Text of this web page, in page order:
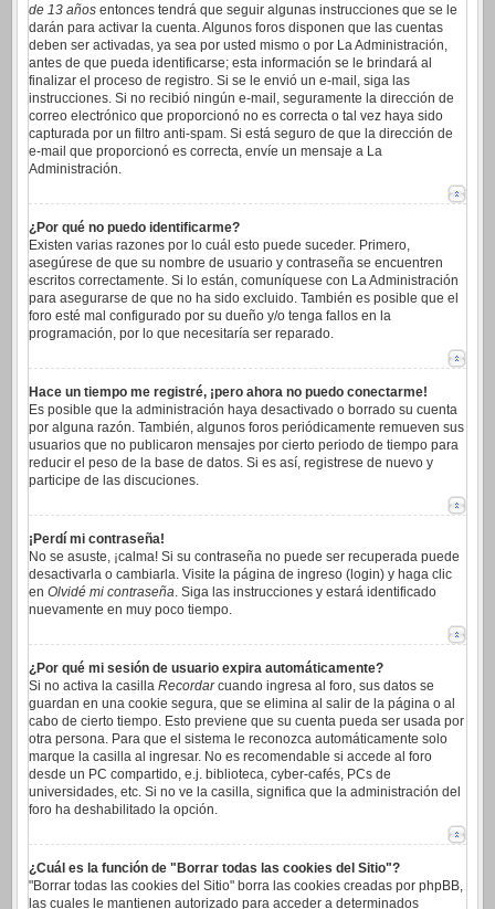
de 13 años entonces tendrá que seguir algunas instrucciones que se le
darán para activar la cuenta. Algunos foros disponen que las cuentas
deben ser activadas, ya sea por usted mismo o por La Administración,
antes de que pueda identificarse; esta información se le brindará al
finalizar el proceso de registro. Si se le envió un e-mail, siga las
instrucciones. Si no recibió ningún e-mail, seguramente la dirección de
correo electrónico que proporcionó no es correcta o tal vez haya sido
capturada por un filtro anti-spam. Si está seguro de que la dirección de
e-mail que proporcionó es correcta, envíe un mensaje a La
Administración.
¿Por qué no puedo identificarme?
Existen varias razones por lo cuál esto puede suceder. Primero,
asegúrese de que su nombre de usuario y contraseña se encuentren
escritos correctamente. Si lo están, comuníquese con La Administración
para asegurarse de que no ha sido excluido. También es posible que el
foro esté mal configurado por su dueño y/o tenga fallos en la
programación, por lo que necesitaría ser reparado.
Hace un tiempo me registré, ¡pero ahora no puedo conectarme!
Es posible que la administración haya desactivado o borrado su cuenta
por alguna razón. También, algunos foros periódicamente remueven sus
usuarios que no publicaron mensajes por cierto periodo de tiempo para
reducir el peso de la base de datos. Si es así, registrese de nuevo y
participe de las discuciones.
¡Perdí mi contraseña!
No se asuste, ¡calma! Si su contraseña no puede ser recuperada puede
desactivarla o cambiarla. Visite la página de ingreso (login) y haga clic
en Olvidé mi contraseña. Siga las instrucciones y estará identificado
nuevamente en muy poco tiempo.
¿Por qué mi sesión de usuario expira automáticamente?
Si no activa la casilla Recordarcuando ingresa al foro, sus datos se
guardan en una cookie segura, que se elimina al salir de la página o al
cabo de cierto tiempo. Esto previene que su cuenta pueda ser usada por
otra persona. Para que el sistema le reconozca automáticamente solo
marque la casilla al ingresar. No es recomendable si accede al foro
desde un PC compartido, e.j. biblioteca, cyber-cafés, PCs de
universidades, etc. Si no ve la casilla, significa que la administración del
foro ha deshabilitado la opción.
¿Cuál es la función de "Borrar todas las cookies del Sitio"?
"Borrar todas las cookies del Sitio" borra las cookies creadas por phpBB,
las cuales le mantienen autorizado para acceder a determinados